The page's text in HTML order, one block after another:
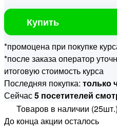
Купить
*промоцена при покупке
*после заказа оператор
итоговую стоимость курса
Последняя покупка: только
Сейчас5 посетителей
Товаров в наличии (25шт.)
До конца акции осталось